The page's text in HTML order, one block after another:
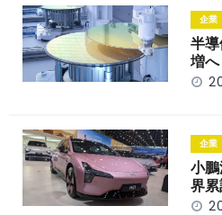
o
o
k
企業
半
増
企業
小
界